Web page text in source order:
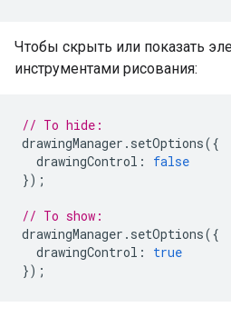
Чтобы скрыть или показать
инструментами рисования:
// To hide:
drawingManager . setOptions({
drawingControl :
false
});
// To show:
drawingManager . setOptions({
drawingControl :
true
});